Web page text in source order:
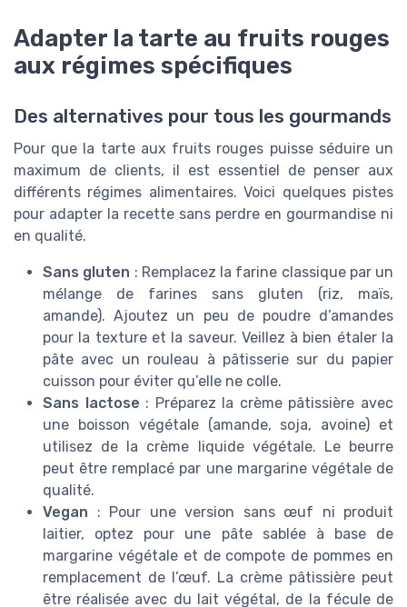
Adapter la tarte au fruits rouges
aux régimes spécifiques
Des alternatives pour tous les gourmands
Pour que la tarte aux fruits rouges puisse séduire un
maximum de clients, il est essentiel de penser aux
différents régimes alimentaires. Voici quelques pistes
pour adapter la recette sans perdre en gourmandise ni
en qualité.
Sans gluten : Remplacez la farine classique par un
mélange de farines sans gluten (riz, maïs,
amande). Ajoutez un peu de poudre d’amandes
pour la texture et la saveur. Veillez à bien étaler la
pâte avec un rouleau à pâtisserie sur du papier
cuisson pour éviter qu’elle ne colle.
Sans lactose : Préparez la crème pâtissière avec
une boisson végétale (amande, soja, avoine) et
utilisez de la crème liquide végétale. Le beurre
peut être remplacé par une margarine végétale de
qualité.
Vegan : Pour une version sans œuf ni produit
laitier, optez pour une pâte sablée à base de
margarine végétale et de compote de pommes en
remplacement de l’œuf. La crème pâtissière peut
être réalisée avec du lait végétal, de la fécule de